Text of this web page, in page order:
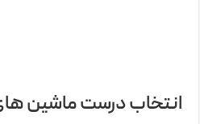
انتخاب درست ماشین